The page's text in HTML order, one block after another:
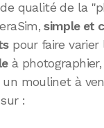
qualité de la
simple et
pour faire varier
à
moulinet à
: